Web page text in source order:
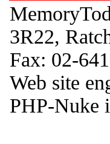
3R22,
Fax: 02-
Web site
PHP-Nuke